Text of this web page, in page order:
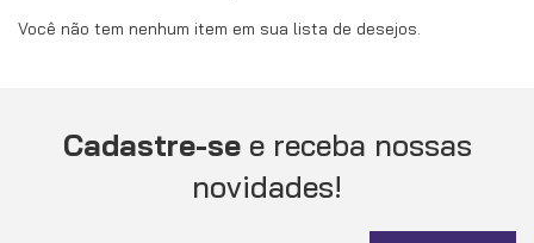
Você não tem nenhum item em sua lista de desejos.
Cadastre-see receba nossas
novidades!